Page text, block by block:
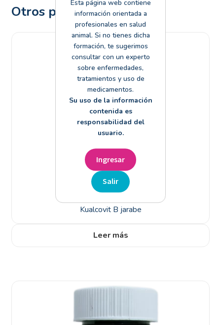
Otros productos
Kualcovit B jarabe
Leer más
Esta página web contiene
información orientada a
profesionales en salud
animal. Si no tienes dicha
formación, te sugerimos
consultar con un experto
sobre enfermedades,
tratamientos y uso de
medicamentos.
Su uso de la información
contenida es
responsabilidad del
usuario.
Ingresar
Salir